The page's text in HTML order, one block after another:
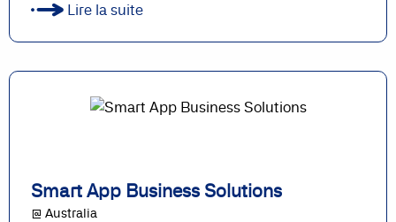
Lire la suite
Smart App Business Solutions
@ Australia